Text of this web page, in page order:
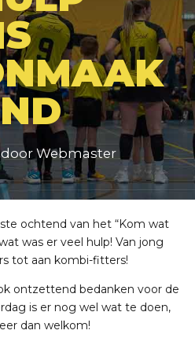
door Webmaster
ochtend van het “Kom wat
was er veel hulp! Van jong
tot aan kombi-fitters!
ontzettend bedanken voor de
is er nog wel wat te doen,
dan welkom!